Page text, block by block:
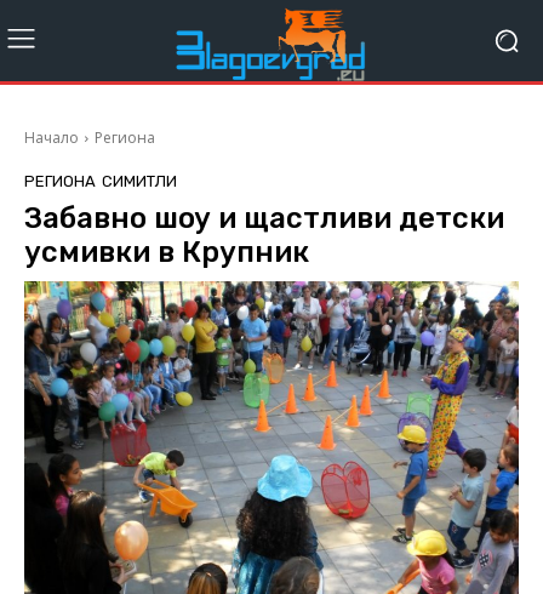
Начало Региона
РЕГИОНА СИМИТЛИ
Забавно шоу и щастливи детски
усмивки в Крупник